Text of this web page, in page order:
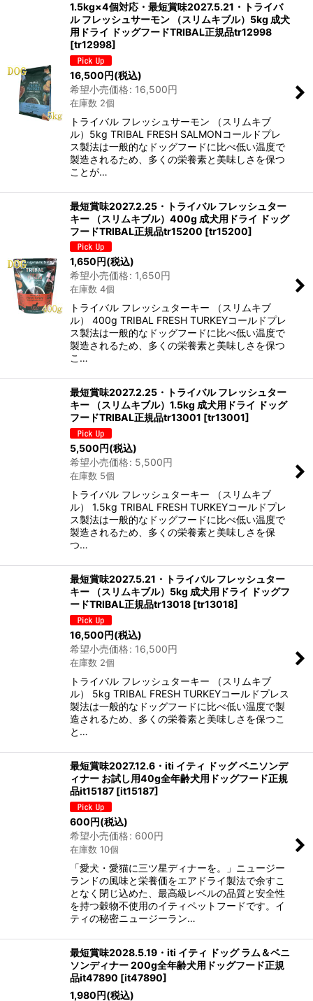
1.5kg×4個対応・最短賞味2027.5.21・トライバ
ル フレッシュサーモン （スリムキブル）5kg 成犬
用ドライ ドッグフードTRIBAL正規品tr12998
[tr12998]
16,500円(税込)
希望小売価格: 16,500円
在庫数 2個
トライバル フレッシュサーモン （スリムキブ
ル）5kg TRIBAL FRESH SALMONコールドプレ
ス製法は一般的なドッグフードに比べ低い温度で
製造されるため、多くの栄養素と美味しさを保つ
ことが…
最短賞味2027.2.25・トライバル フレッシュター
キー （スリムキブル）400g 成犬用ドライ ドッグ
フードTRIBAL正規品tr15200 [tr15200]
1,650 円(税込)
希望小売価格: 1,650円
在庫数 4個
トライバル フレッシュターキー （スリムキブ
ル） 400g TRIBAL FRESH TURKEYコールドプレ
ス製法は一般的なドッグフードに比べ低い温度で
製造されるため、多くの栄養素と美味しさを保つ
こ…
最短賞味2027.2.25・トライバル フレッシュター
キー （スリムキブル）1.5kg 成犬用ドライ ドッグ
フードTRIBAL正規品tr13001 [tr13001]
5,500円(税込)
希望小売価格: 5,500円
在庫数 5個
トライバル フレッシュターキー （スリムキブ
ル） 1.5kg TRIBAL FRESH TURKEYコールドプレ
ス製法は一般的なドッグフードに比べ低い温度で
製造されるため、多くの栄養素と美味しさを保
つ…
最短賞味2027.5.21・トライバル フレッシュター
キー （スリムキブル）5kg 成犬用ドライ ドッグフ
ードTRIBAL正規品tr13018 [tr13018]
16,500円(税込)
希望小売価格: 16,500円
在庫数 2個
トライバル フレッシュターキー （スリムキブ
ル） 5kg TRIBAL FRESH TURKEYコールドプレス
製法は一般的なドッグフードに比べ低い温度で製
造されるため、多くの栄養素と美味しさを保つこ
と…
最短賞味2027.12.6・iti イティ ドッグ ベニソンデ
ィナー お試し用40g全年齢犬用ドッグフード正規
品it15187 [it15187]
600円(税込)
希望小売価格: 600円
在庫数 10個
「愛犬・愛猫に三ツ星ディナーを。」ニュージー
ランドの風味と栄養価をエアドライ製法で余すこ
となく閉じ込めた、最高級レベルの品質と安全性
を持つ穀物不使用のイティペットフードです。イ
ティの秘密ニュージーラン…
最短賞味2028.5.19・iti イティ ドッグ ラム＆ベニ
ソンディナー 200g全年齢犬用ドッグフード正規
品it47890 [it47890]
1,980円(税込)